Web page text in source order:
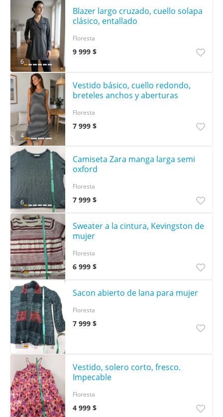
6
Blazer largo cruzado, cuello solapa
clásico, entallado
9 999 $
Floresta
4
Vestido básico, cuello redondo,
breteles anchos y aberturas
7 999 $
Floresta
6
Camiseta Zara manga larga semi
oxford
7 999 $
Floresta
5
Sweater a la cintura, Kevingston de
mujer
6 999 $
Floresta
5
Sacon abierto de lana para mujer
7 999 $
Floresta
Vestido, solero corto, fresco.
Impecable
4 999 $
Floresta